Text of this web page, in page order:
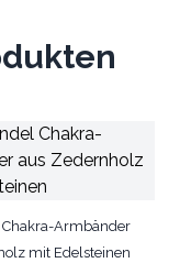
Armbänder
mit Edelsteinen